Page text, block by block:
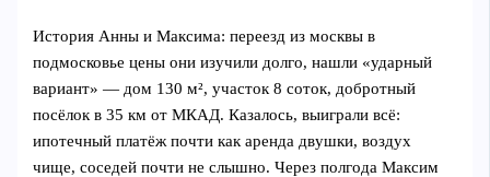
История Анны и Максима: переезд из москвы в
подмосковье цены они изучили долго, нашли «ударный
вариант» — дом 130 м², участок 8 соток, добротный
посёлок в 35 км от МКАД. Казалось, выиграли всё:
ипотечный платёж почти как аренда двушки, воздух
чище, соседей почти не слышно. Через полгода Максим